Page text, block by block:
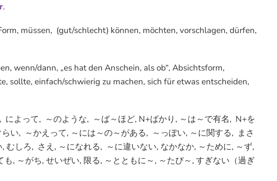
.
müssen, (gut/schlecht) können, möchten, vorschlagen, dürfen,
wenn/dann, „es hat den Anschein, als ob“, Absichtsform,
sollte, einfach/schwierig zu machen, sich für etwas entscheiden,
よって, ～のような, ～ば～ほど, N+ばかり, ～は～で有名, N+を
い, ～かえって, ～には～の～がある, ～っぽい, ～に関する, まさ
しろ, さえ, ～になれる, ～に違いない, なかなか, ～ために, ～ず,
, ～がち, せいぜい, 限る, ～とともに～, ～たび～, すぎない（過ぎ